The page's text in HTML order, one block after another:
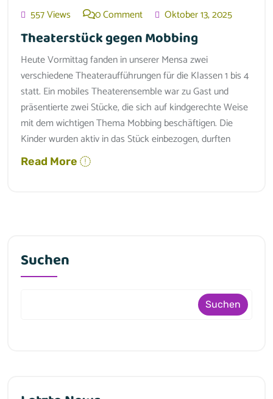
557 Views 0 Comment Oktober 13, 2025
Theaterstück gegen Mobbing
Heute Vormittag fanden in unserer Mensa zwei
verschiedene Theateraufführungen für die Klassen 1 bis 4
statt. Ein mobiles Theaterensemble war zu Gast und
präsentierte zwei Stücke, die sich auf kindgerechte Weise
mit dem wichtigen Thema Mobbing beschäftigen. Die
Kinder wurden aktiv in das Stück einbezogen, durften
Read More
Suchen
Suchen